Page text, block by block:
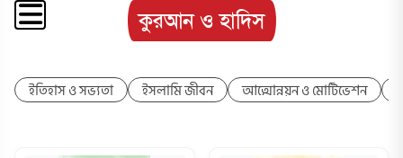
কুরআন ও হাদিস
ইতিহাস ও সভ্যতা ইসলামি জীবন আত্মোন্নয়ন ও মোটিভেশন